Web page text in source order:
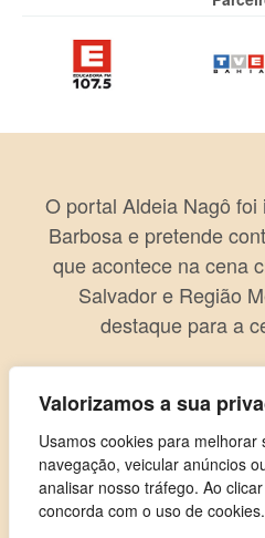
Valorizamos a sua
Usamos cookies para melhorar
navegação, veicular anúncios
analisar nosso tráfego. Ao
concorda com o uso de cookies.
O portal Aldeia Nagô
Barbosa e pretende
que acontece na cena
Salvador e Região
destaque para a